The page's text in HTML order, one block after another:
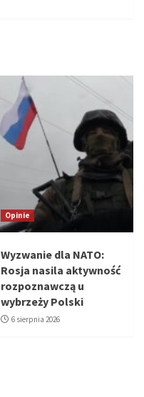
Opinie
Wyzwanie dla NATO:
Rosja nasila aktywność
rozpoznawczą u
wybrzeży Polski
6 sierpnia 2026